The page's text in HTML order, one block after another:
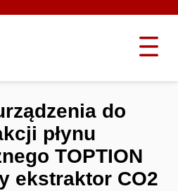
do
płynu
TOPTION
ekstraktor CO2